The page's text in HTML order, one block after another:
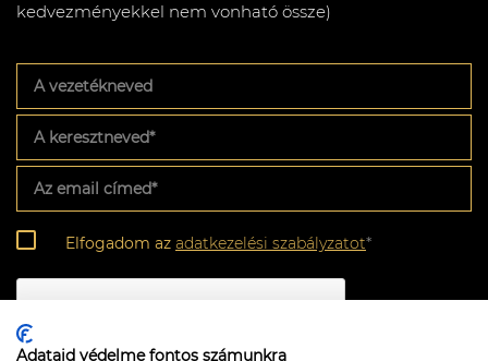
kedvezményekkel nem vonható össze)
vezetékneved
keresztneved*
email
címed*
Adatkezelési
szabályzat*
Elfogadom az adatkezelési szabályzatot*
CAPTCHA
Adataid védelme fontos számunkra